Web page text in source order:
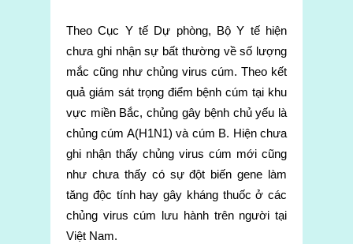
Theo Cục Y tế Dự phòng, Bộ Y tế hiện
chưa ghi nhận sự bất thường về số lượng
mắc cũng như chủng virus cúm. Theo kết
quả giám sát trọng điểm bệnh cúm tại khu
vực miền Bắc, chủng gây bệnh chủ yếu là
chủng cúm A(H1N1) và cúm B. Hiện chưa
ghi nhận thấy chủng virus cúm mới cũng
như chưa thấy có sự đột biến gene làm
tăng độc tính hay gây kháng thuốc ở các
chủng virus cúm lưu hành trên người tại
Việt Nam.